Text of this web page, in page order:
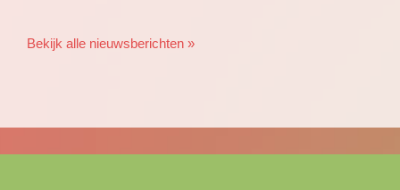
Bekijk alle nieuwsberichten »